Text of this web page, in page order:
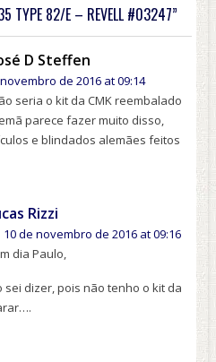
TYPE 82/E – REVELL #03247”
D Steffen
de 2016 at 09:14
seria o kit da CMK reembalado
parece fazer muito disso,
e blindados alemães feitos
Rizzi
10 de novembro de 2016 at 09:16
dia Paulo,
dizer, pois não tenho o kit da